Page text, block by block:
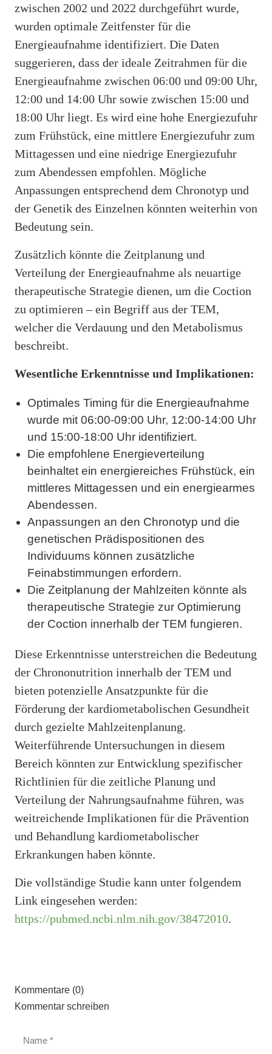
zwischen 2002 und 2022 durchgeführt wurde,
wurden optimale Zeitfenster für die
Energieaufnahme identifiziert. Die Daten
suggerieren, dass der ideale Zeitrahmen für die
Energieaufnahme zwischen 06:00 und 09:00 Uhr,
12:00 und 14:00 Uhr sowie zwischen 15:00 und
18:00 Uhr liegt. Es wird eine hohe Energiezufuhr
zum Frühstück, eine mittlere Energiezufuhr zum
Mittagessen und eine niedrige Energiezufuhr
zum Abendessen empfohlen. Mögliche
Anpassungen entsprechend dem Chronotyp und
der Genetik des Einzelnen könnten weiterhin von
Bedeutung sein.
Zusätzlich könnte die Zeitplanung und
Verteilung der Energieaufnahme als neuartige
therapeutische Strategie dienen, um die Coction
zu optimieren – ein Begriff aus der TEM,
welcher die Verdauung und den Metabolismus
beschreibt.
Wesentliche Erkenntnisse und Implikationen:
Optimales Timing für die Energieaufnahme
wurde mit 06:00-09:00 Uhr, 12:00-14:00 Uhr
und 15:00-18:00 Uhr identifiziert.
Die empfohlene Energieverteilung
beinhaltet ein energiereiches Frühstück, ein
mittleres Mittagessen und ein energiearmes
Abendessen.
Anpassungen an den Chronotyp und die
genetischen Prädispositionen des
Individuums können zusätzliche
Feinabstimmungen erfordern.
Die Zeitplanung der Mahlzeiten könnte als
therapeutische Strategie zur Optimierung
der Coction innerhalb der TEM fungieren.
Diese Erkenntnisse unterstreichen die Bedeutung
der Chrononutrition innerhalb der TEM und
bieten potenzielle Ansatzpunkte für die
Förderung der kardiometabolischen Gesundheit
durch gezielte Mahlzeitenplanung.
Weiterführende Untersuchungen in diesem
Bereich könnten zur Entwicklung spezifischer
Richtlinien für die zeitliche Planung und
Verteilung der Nahrungsaufnahme führen, was
weitreichende Implikationen für die Prävention
und Behandlung kardiometabolischer
Erkrankungen haben könnte.
Die vollständige Studie kann unter folgendem
Link eingesehen werden:
https://pubmed.ncbi.nlm.nih.gov/38472010.
Kommentare (0)
Kommentar schreiben